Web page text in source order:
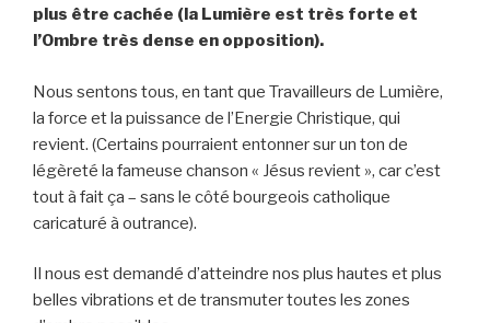
plus être cachée (la Lumière est très forte et
l’Ombre très dense en opposition).
Nous sentons tous, en tant que Travailleurs de Lumière,
la force et la puissance de l’Energie Christique, qui
revient. (Certains pourraient entonner sur un ton de
légèreté la fameuse chanson « Jésus revient », car c’est
tout à fait ça – sans le côté bourgeois catholique
caricaturé à outrance).
Il nous est demandé d’atteindre nos plus hautes et plus
belles vibrations et de transmuter toutes les zones